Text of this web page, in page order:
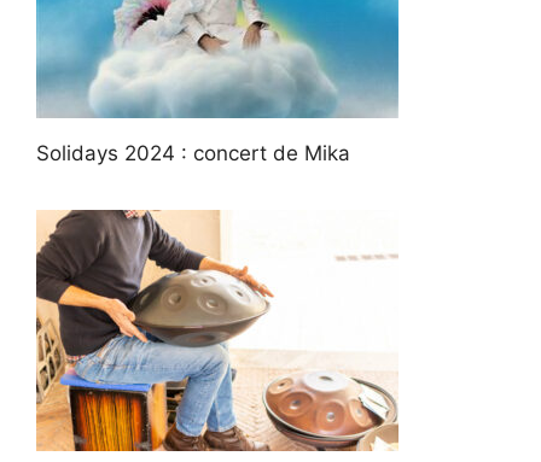
Solidays 2024 : concert de Mika